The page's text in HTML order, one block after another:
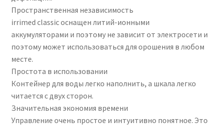
Пространственная независимость
irrimed classic оснащен литий-ионными
аккумуляторами и поэтому не зависит от электросети и
поэтому может использоваться для орошения в любом
месте.
Простота в использовании
Контейнер для воды легко наполнить, а шкала легко
читается с двух сторон.
Значительная экономия времени
Управление очень простое и интуитивно понятное. Это